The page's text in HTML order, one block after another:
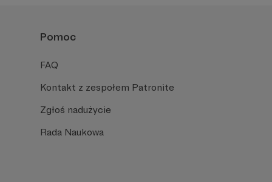
Pomoc
FAQ
Kontakt z zespołem Patronite
Zgłoś nadużycie
Rada Naukowa